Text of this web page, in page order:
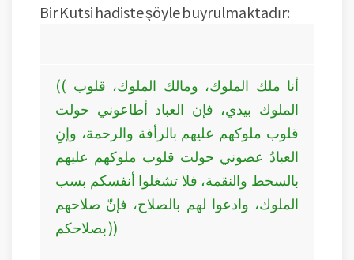
Bir Kutsi hadiste şöyle buyrulmaktadır:
(( أنا ملك الملوك، ومالك الملوك، قلوب
الملوك بيدي، فإن العباد أطاعوني حولت
قلوب ملوكهم عليهم بالرأفة والرحمة، وإنِ
العبادُ عصوني حولت قلوب ملوكهم عليهم
بالسخط والنقمة، فلا تشغلوا أنفسكم بسب
الملوك، وادعوا لهم بالصلاح، فإنّ صلاحهم
بصلاحكم ))